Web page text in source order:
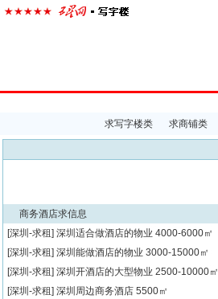
求写字楼类
求商铺类
商务酒店求信息
[深圳-求租] 深圳适合做酒店的物业 4000-6000㎡
[深圳-求租] 深圳能做酒店的物业 3000-15000㎡
[深圳-求租] 深圳开酒店的大型物业 2500-10000㎡
[深圳-求租] 深圳周边商务酒店 5500㎡